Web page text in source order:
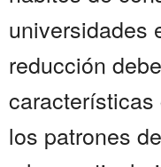
universidades
reducción
los patrones